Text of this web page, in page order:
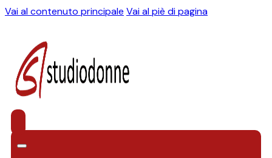
Vai al contenuto principale Vai al piè di pagina